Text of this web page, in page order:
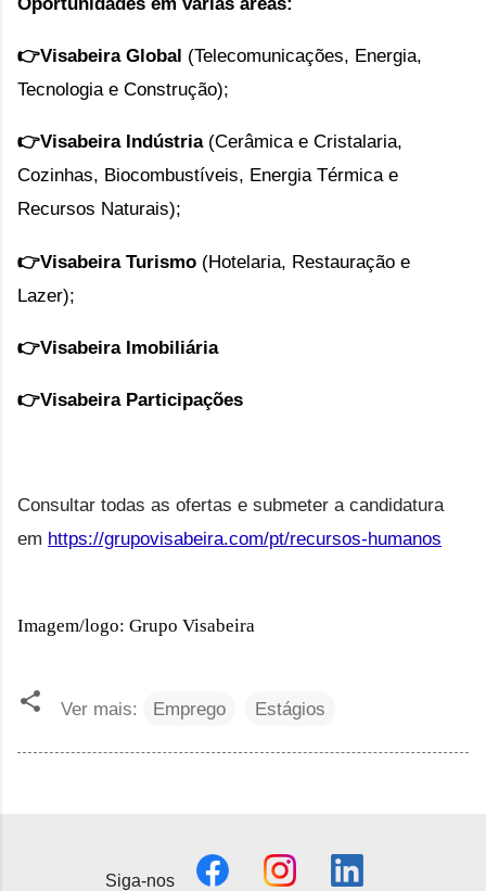
👉Visabeira Global (Telecomunicações, Energia,
Tecnologia e Construção);
👉Visabeira Indústria(Cerâmica e Cristalaria,
Cozinhas, Biocombustíveis, Energia Térmica e
Recursos Naturais);
👉Visabeira Turismo (Hotelaria, Restauração e
Lazer);
👉Visabeira Imobiliária
👉Visabeira Participações
Consultar todas as ofertas e submeter a candidatura
em https://grupovisabeira.com/pt/recursos-humanos
Imagem/logo: Grupo Visabeira
Ver mais: Emprego Estágios
Siga-nos